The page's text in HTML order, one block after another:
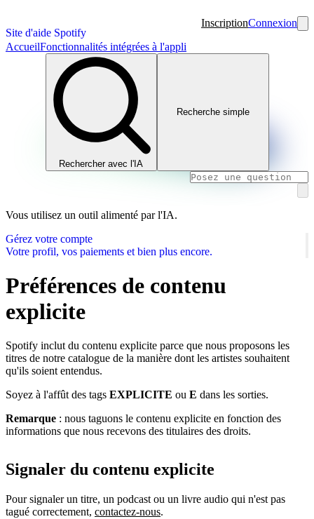
Site d'aide Spotify
InscriptionConnexion
AccueilFonctionnalités intégrées à l'appli
Rechercher avec l'IA
Recherche simple
Vous utilisez un outil alimenté par l'IA.
Gérez votre compte
Votre profil, vos paiements et bien plus encore.
Préférences de contenu
explicite
Spotify inclut du contenu explicite parce que nous proposons les
titres de notre catalogue de la manière dont les artistes souhaitent
qu'ils soient entendus.
Soyez à l'affût des tags EXPLICITE ou E dans les sorties.
Remarque : nous taguons le contenu explicite en fonction des
informations que nous recevons des titulaires des droits.
Signaler du contenu explicite
Pour signaler un titre, un podcast ou un livre audio qui n'est pas
tagué correctement, contactez-nous.